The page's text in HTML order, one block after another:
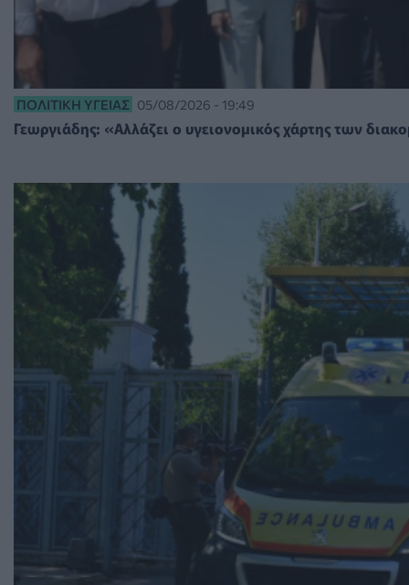
ΠΟΛΙΤΙΚΉ ΥΓΕΊΑΣ 05/08/2026 - 19:49
Γεωργιάδης: «Αλλάζει ο υγειονομικός χάρτης των